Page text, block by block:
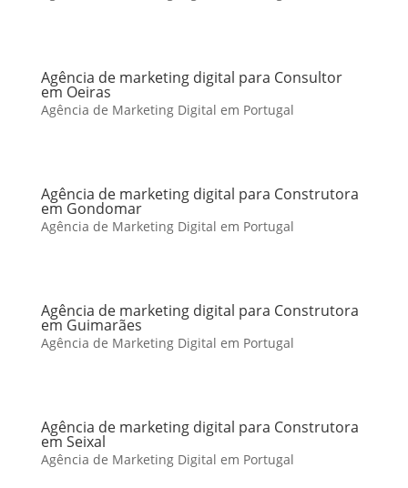
Agência de marketing digital para Consultor
em Oeiras
Agência de Marketing Digital em Portugal
Agência de marketing digital para Construtora
em Gondomar
Agência de Marketing Digital em Portugal
Agência de marketing digital para Construtora
em Guimarães
Agência de Marketing Digital em Portugal
Agência de marketing digital para Construtora
em Seixal
Agência de Marketing Digital em Portugal